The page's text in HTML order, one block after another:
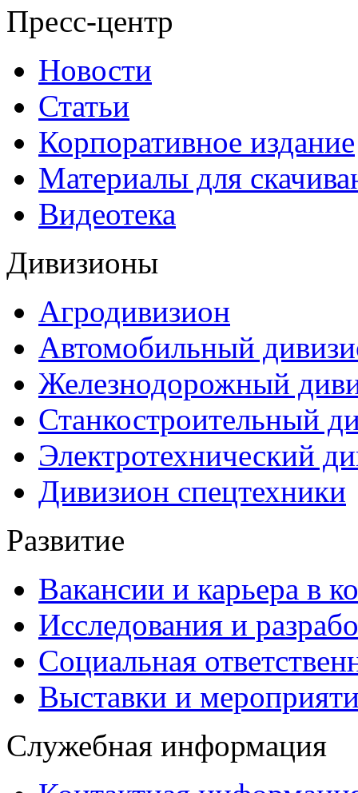
Пресс-центр
Новости
Статьи
Корпоративное издание
Материалы для
Видеотека
Дивизионы
Агродивизион
Автомобильный
Железнодорожный
Станкостроительный
Электротехнический
Дивизион спецтехники
Развитие
Вакансии и карьера в
Исследования и
Социальная
Выставки и
Служебная информация